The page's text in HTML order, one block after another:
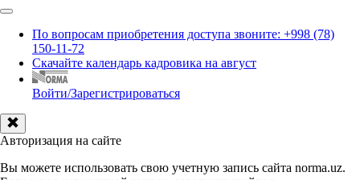
По вопросам приобретения доступа звоните: +998 (78)
150-11-72
Скачайте календарь кадровика на август
Войти/Зарегистрироваться
Авторизация на сайте
Вы можете использовать свою учетную запись сайта norma.uz.